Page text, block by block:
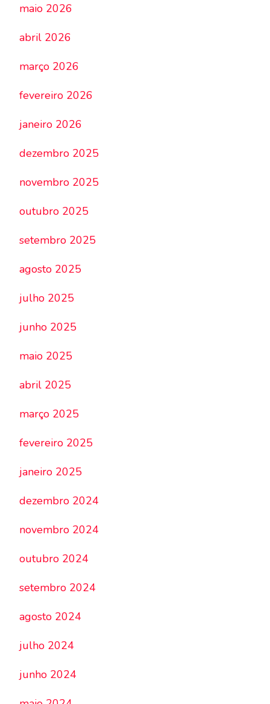
maio 2026
abril 2026
março 2026
fevereiro 2026
janeiro 2026
dezembro 2025
novembro 2025
outubro 2025
setembro 2025
agosto 2025
julho 2025
junho 2025
maio 2025
abril 2025
março 2025
fevereiro 2025
janeiro 2025
dezembro 2024
novembro 2024
outubro 2024
setembro 2024
agosto 2024
julho 2024
junho 2024